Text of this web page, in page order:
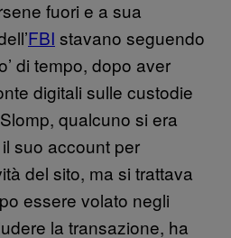
fuori e a sua
FBI stavano seguendo
di tempo, dopo aver
digitali sulle custodie
qualcuno si era
suo account per
del sito, ma si trattava
essere volato negli
la transazione, ha